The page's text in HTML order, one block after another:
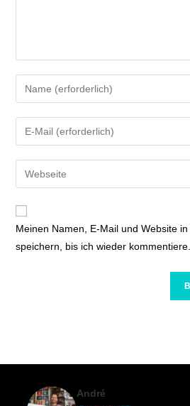
Meinen Namen, E-Mail und Website
speichern, bis ich wieder kommentiere.
André